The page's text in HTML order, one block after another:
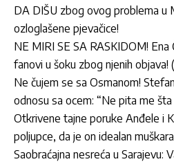
DA DIŠU zbog ovog problema u
ozloglašene pjevačice!
NE MIRI SE SA RASKIDOM! Ena
fanovi u šoku zbog njenih objava!
Ne čujem se sa Osmanom!
odnosu sa ocem: “Ne pita me
Otkrivene tajne poruke Anđele i
poljupce, da je on idealan
Saobraćajna nesreća u Sarajevu: